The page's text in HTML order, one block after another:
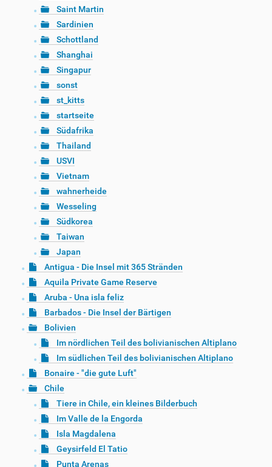
Saint Martin
Sardinien
Schottland
Shanghai
Singapur
sonst
st_kitts
startseite
Südafrika
Thailand
USVI
Vietnam
wahnerheide
Wesseling
Südkorea
Taiwan
Japan
Antigua - Die Insel mit 365 Stränden
Aquila Private Game Reserve
Aruba - Una isla feliz
Barbados - Die Insel der Bärtigen
Bolivien
Im nördlichen Teil des bolivianischen Altiplano
Im südlichen Teil des bolivianischen Altiplano
Bonaire - "die gute Luft"
Chile
Tiere in Chile, ein kleines Bilderbuch
Im Valle de la Engorda
Isla Magdalena
Geysirfeld El Tatio
Punta Arenas